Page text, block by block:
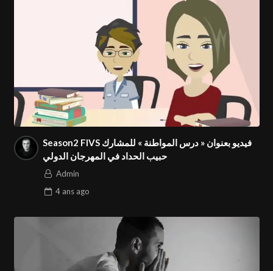
Season2 FIVS فيديو بعنوان « درس المواطنة » للمشارك
حبيب الحداد في المهرجان الدولي
Admin
4 ans ago